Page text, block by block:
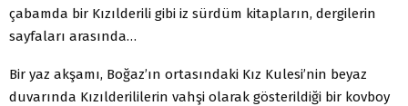
çabamda bir Kızılderili gibi iz sürdüm kitapların, dergilerin
sayfaları arasında…
Bir yaz akşamı, Boğaz’ın ortasındaki Kız Kulesi’nin beyaz
duvarında Kızılderililerin vahşi olarak gösterildiği bir kovboy